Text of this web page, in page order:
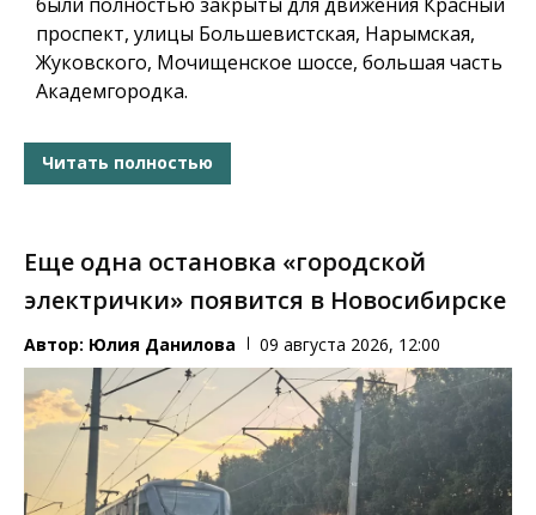
проспект, улицы Большевистская, Нарымская,
Жуковского, Мочищенское шоссе, большая часть
Академгородка.
Читать полностью
Еще одна остановка «городской
электрички» появится в Новосибирске
Автор: Юлия Данилова 09 августа 2026, 12:00